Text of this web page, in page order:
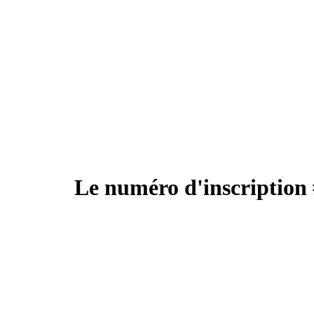
Le numéro d'inscription